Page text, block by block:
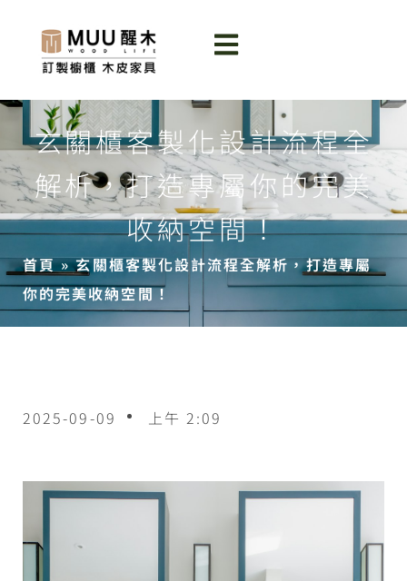
玄關櫃客製化設計流程全
解析，打造專屬你的完美
收納空間！
首頁»玄關櫃客製化設計流程全解析，打造專屬
你的完美收納空間！
2025-09-09 上午 2:09